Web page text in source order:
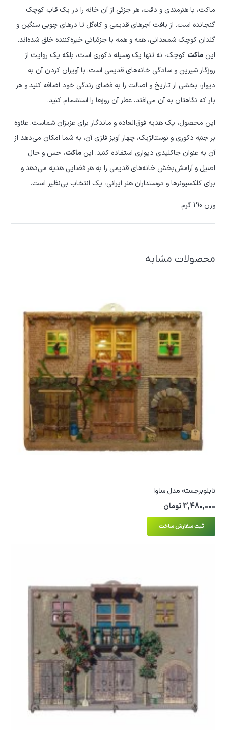
ماکت، با هنرمندی و دقت، هر جزئی از آن خانه را در یک قاب کوچک
گنجانده است. از بافت آجرهای قدیمی و کاه‌گل تا درهای چوبی سنگین و
گلدان کوچک شمعدانی، همه و همه با جزئیاتی خیره‌کننده خلق شده‌اند.
این ماکت کوچک، نه تنها یک وسیله دکوری است، بلکه یک روایت از
روزگار شیرین و سادگی خانه‌های قدیمی است. با آویزان کردن آن به
دیوار، بخشی از تاریخ و اصالت را به فضای زندگی خود اضافه کنید و هر
بار که نگاهتان به آن می‌افتد، عطر آن روزها را استشمام کنید.
این محصول، یک هدیه فوق‌العاده و ماندگار برای عزیزان شماست. علاوه
بر جنبه دکوری و نوستالژیک، چهار آویز فلزی آن، به شما امکان می‌دهد از
آن به عنوان جاکلیدی دیواری استفاده کنید. این ماکت، حس و حال
اصیل و آرامش‌بخش خانه‌های قدیمی را به هر فضایی هدیه می‌دهد و
برای کلکسیونرها و دوستداران هنر ایرانی، یک انتخاب بی‌نظیر است.
وزن 190 گرم
محصولات مشابه
تابلوبرجسته مدل ساوا
3,480,000تومان
ثبت سفارش ساخت